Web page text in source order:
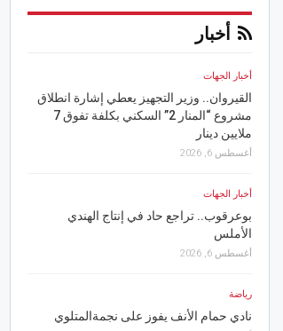
أخبار
أخبار الجهات
القيروان.. وزير التجهيز يعطي إشارة انطلاق
مشروع “المنار 2” السكني بكلفة تفوق 7
ملايين دينار
أغسطس 6, 2026
أخبار الجهات
بوعرقوب.. تراجع حاد في إنتاج الهندي
الأملس
أغسطس 6, 2026
رياضة
نادي حمام الأنف يفوز على نجمةالمتلوي